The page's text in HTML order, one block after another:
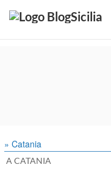
» Catania
A CATANIA